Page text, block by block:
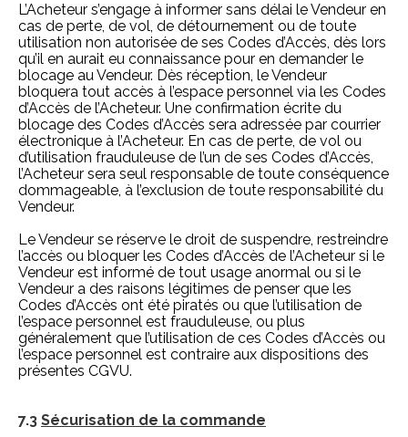
L’Acheteur s’engage à informer sans délai le Vendeur en
cas de perte, de vol, de détournement ou de toute
utilisation non autorisée de ses Codes d’Accès, dès lors
qu’il en aurait eu connaissance pour en demander le
blocage au Vendeur. Dès réception, le Vendeur
bloquera tout accès à l’espace personnel via les Codes
d’Accès de l’Acheteur. Une confirmation écrite du
blocage des Codes d’Accès sera adressée par courrier
électronique à l’Acheteur. En cas de perte, de vol ou
d’utilisation frauduleuse de l’un de ses Codes d’Accès,
l’Acheteur sera seul responsable de toute conséquence
dommageable, à l’exclusion de toute responsabilité du
Vendeur.
Le Vendeur se réserve le droit de suspendre, restreindre
l’accès ou bloquer les Codes d’Accès de l’Acheteur si le
Vendeur est informé de tout usage anormal ou si le
Vendeur a des raisons légitimes de penser que les
Codes d’Accès ont été piratés ou que l’utilisation de
l’espace personnel est frauduleuse, ou plus
généralement que l’utilisation de ces Codes d’Accès ou
l’espace personnel est contraire aux dispositions des
présentes CGVU.
7.3 Sécurisation de la commande